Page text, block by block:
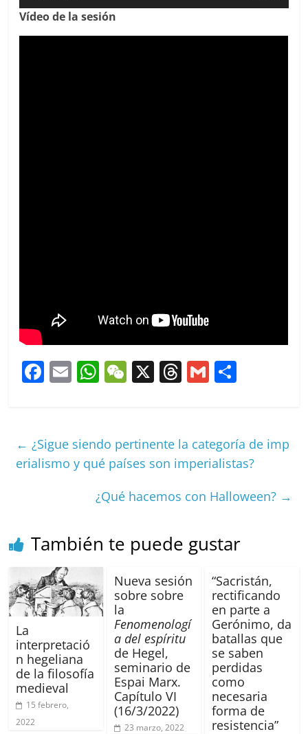
de
audio
Vídeo de la sesión
F
e
b
E
l
W
s
A
p
W
h
at
X T
a
d
G
l p
ar
← ¿Sigue siendo pertinente la categoría de imp
erialismo y qué países son imperialistas?
¿Qué hacemos con Halloween? →
También te puede gustar
La
interpretació
n hegeliana
de la filosofía
medieval
15 febrero,
2022
Nueva sesión
sobre sobre
la
Fenomenologí
a del espíritu
de Hegel,
seminario de
Espai Marx.
Capítulo VI
(16/3/2022)
23 marzo, 2022
“Sacristán,
rectificando
en parte a
Gerónimo, da
batallas que
se saben
perdidas
como
necesaria
forma de
resistencia”